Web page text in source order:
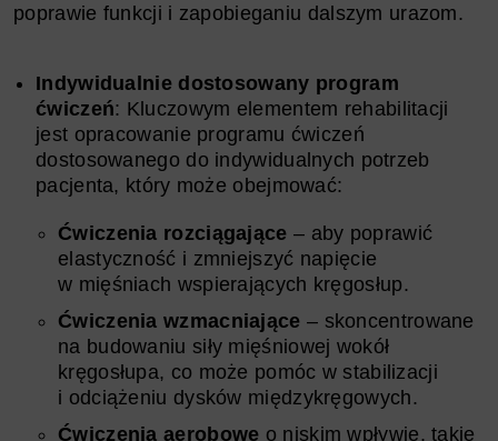
poprawie funkcji i zapobieganiu dalszym urazom.
Indywidualnie dostosowany program
ćwiczeń: Kluczowym elementem rehabilitacji
jest opracowanie programu ćwiczeń
dostosowanego do indywidualnych potrzeb
pacjenta, który może obejmować:
Ćwiczenia rozciągające – aby poprawić
elastyczność i zmniejszyć napięcie
w mięśniach wspierających kręgosłup.
Ćwiczenia wzmacniające – skoncentrowane
na budowaniu siły mięśniowej wokół
kręgosłupa, co może pomóc w stabilizacji
i odciążeniu dysków międzykręgowych.
Ćwiczenia aerobowe o niskim wpływie, takie